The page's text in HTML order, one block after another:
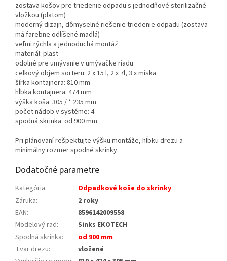
zostava košov pre triedenie odpadu s jednodňové sterilizačné
vložkou (platom)
moderný dizajn, dômyselné riešenie triedenie odpadu (zostava
má farebne odlíšené madlá)
veľmi rýchla a jednoduchá montáž
materiál: plast
odolné pre umývanie v umývačke riadu
celkový objem sorteru: 2 x 15 l, 2 x 7l, 3 x miska
šírka kontajnera: 810 mm
hĺbka kontajnera: 474 mm
výška koša: 305 / * 235 mm
počet nádob v systéme: 4
spodná skrinka: od 900 mm
Pri plánovaní rešpektujte výšku montáže, hĺbku drezu a
minimálny rozmer spodné skrinky.
Dodatočné parametre
Kategória:
Odpadkové koše do skrinky
Záruka:
2 roky
EAN:
8596142009558
Modelový rad:
Sinks EKOTECH
Spodná skrinka:
od 900 mm
Tvar drezu:
vložené